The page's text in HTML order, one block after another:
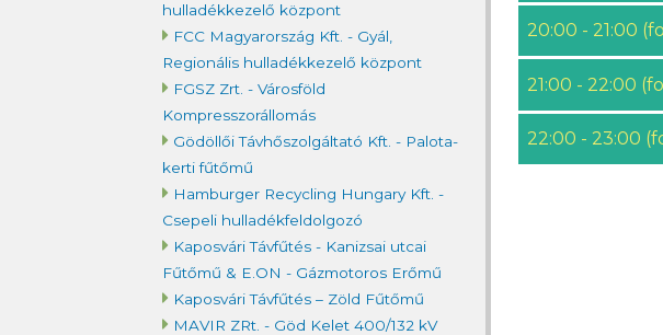
hulladékkezelő központ
FCC Magyarország Kft. - Gyál,
Regionális hulladékkezelő központ
FGSZ Zrt. - Városföld
Kompresszorállomás
Gödöllői Távhőszolgáltató Kft. - Palota-
kerti fűtőmű
Hamburger Recycling Hungary Kft. -
Csepeli hulladékfeldolgozó
Kaposvári Távfűtés - Kanizsai utcai
Fűtőmű & E.ON - Gázmotoros Erőmű
Kaposvári Távfűtés – Zöld Fűtőmű
MAVIR ZRt. - Göd Kelet 400/132 kV
20:00 - 21:00
21:00 - 22:00
22:00 - 23:00